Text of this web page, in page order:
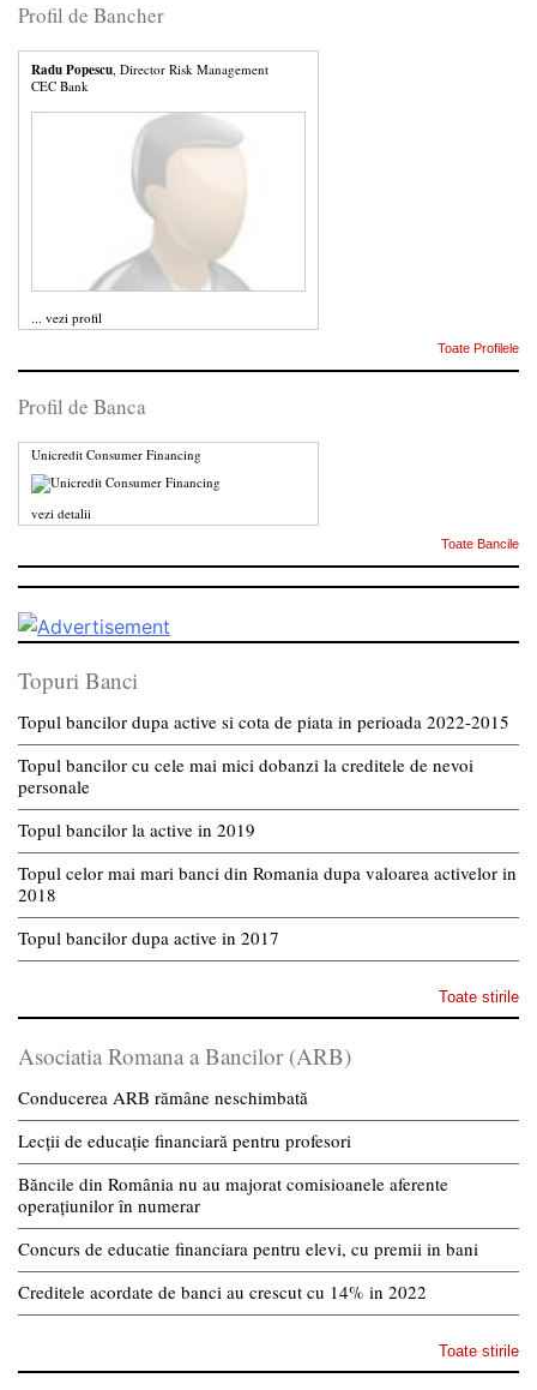
Profil de Bancher
Radu Popescu, Director Risk Management
CEC Bank
... vezi profil
Toate Profilele
Profil de Banca
Unicredit Consumer Financing
vezi detalii
Toate Bancile
Topuri Banci
Topul bancilor dupa active si cota de piata in perioada 2022-2015
Topul bancilor cu cele mai mici dobanzi la creditele de nevoi
personale
Topul bancilor la active in 2019
Topul celor mai mari banci din Romania dupa valoarea activelor in
2018
Topul bancilor dupa active in 2017
Toate stirile
Asociatia Romana a Bancilor (ARB)
Conducerea ARB rămâne neschimbată
Lecții de educație financiară pentru profesori
Băncile din România nu au majorat comisioanele aferente
operațiunilor în numerar
Concurs de educatie financiara pentru elevi, cu premii in bani
Creditele acordate de banci au crescut cu 14% in 2022
Toate stirile